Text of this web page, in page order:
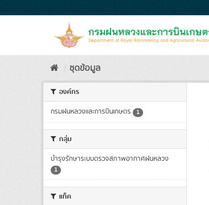
to
ชุดข้อมูล
องค์กร
กรมฝนหลวงและการบินเกษตร 1
กลุ่ม
บำรุงรักษาระบบตรวจสภาพอากาศฝนหลวง
1
แท็ค